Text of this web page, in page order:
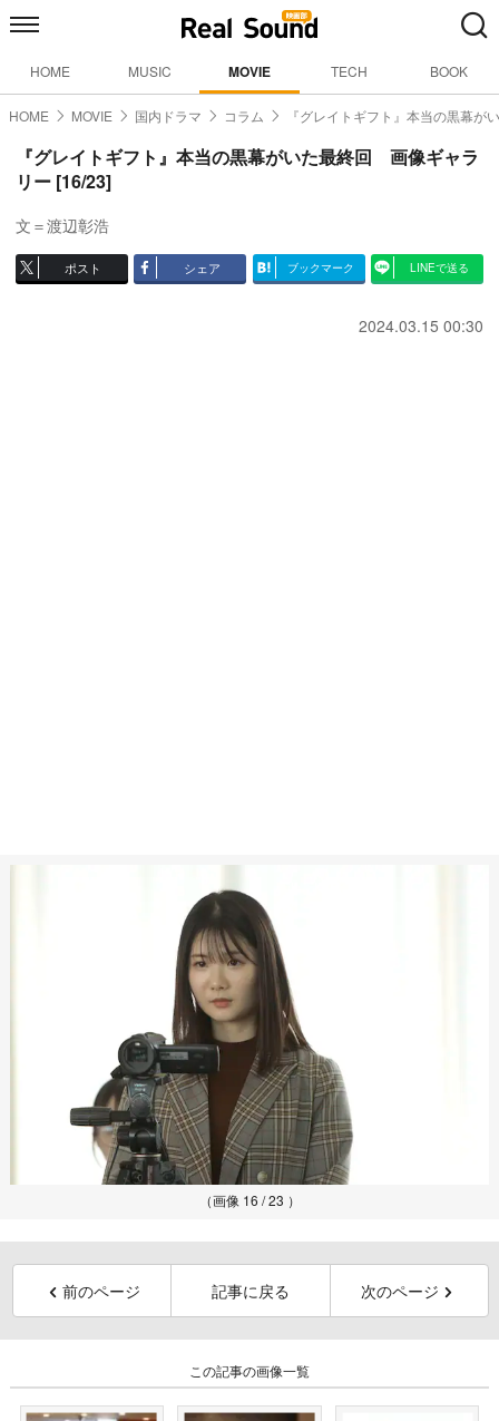
HOME MUSIC MOVIE TECH BOOK
HOME MOVIE 国内ドラマ コラム 『グレイトギフト』本当の黒幕が
『グレイトギフト』本当の黒幕がいた最終回 画像ギャラ
リー [16/23]
文＝渡辺彰浩
ポスト シェア ブックマーク LINEで送る
2024.03.15 00:30
（画像 16 / 23 ）
前のページ 記事に戻る 次のページ
この記事の画像一覧